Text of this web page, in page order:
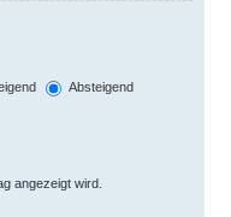
Absteigend
angezeigt wird.